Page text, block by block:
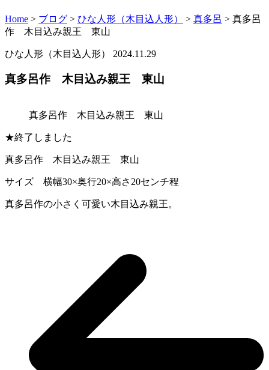
Home > ブログ > ひな人形（木目込人形） > 真多呂 > 真多呂
作 木目込み親王 東山
ひな人形（木目込人形） 2024.11.29
真多呂作 木目込み親王 東山
真多呂作 木目込み親王 東山
★終了しました
真多呂作 木目込み親王 東山
サイズ 横幅30×奥行20×高さ20センチ程
真多呂作の小さく可愛い木目込み親王。